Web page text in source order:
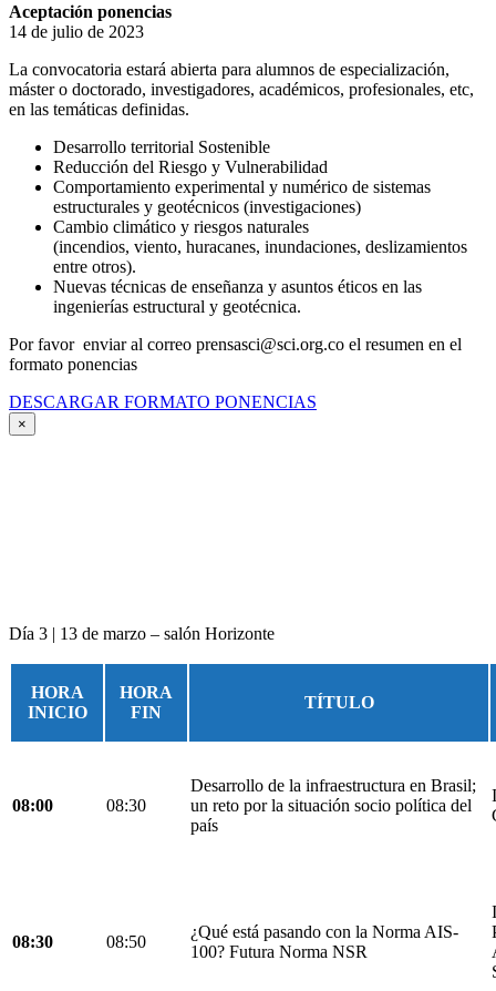
Aceptación ponencias
14 de julio de 2023
La convocatoria estará abierta para alumnos de especialización,
máster o doctorado, investigadores, académicos, profesionales, etc,
en las temáticas definidas.
Desarrollo territorial Sostenible
Reducción del Riesgo y Vulnerabilidad
Comportamiento experimental y numérico de sistemas
estructurales y geotécnicos (investigaciones)
Cambio climático y riesgos naturales
(incendios, viento, huracanes, inundaciones, deslizamientos
entre otros).
Nuevas técnicas de enseñanza y asuntos éticos en las
ingenierías estructural y geotécnica.
Por favor enviar al correo prensasci@sci.org.co el resumen en el
formato ponencias
DESCARGAR FORMATO PONENCIAS
×
Día 3 | 13 de marzo – salón Horizonte
HORA
INICIO
HORA
FIN
TÍTULO
08:00 08:30
Desarrollo de la infraestructura en Brasil;
un reto por la situación socio política del
país
08:30 08:50
¿Qué está pasando con la Norma AIS-
100? Futura Norma NSR